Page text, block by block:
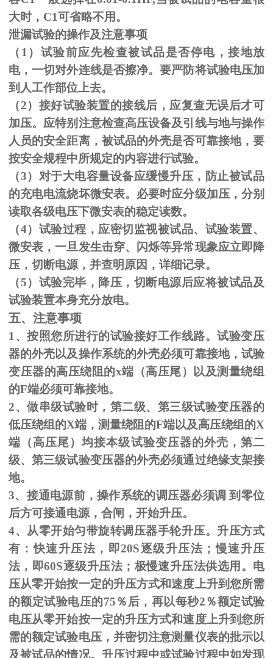
大时，C1可省略不用。
泄漏试验的操作及注意事项
（1）试验前应先检查被试品是否停电，接地放
电，一切对外连线是否擦净。要严防将试验电压加
到人工作部位上去。
（2）接好试验装置的接线后，应复查无误后才可
加压。应特别注意检查高压设备及引线与地与操作
人员的安全距离，被试品的外壳是否可靠接地，要
按安全规程中所规定的内容进行试验。
（3）对于大电容量设备应缓慢升压，防止被试品
的充电电流烧坏微安表。必要时应分级加压，分别
读取各级电压下微安表的稳定读数。
（4）试验过程，应密切监视被试品、试验装置、
微安表，一旦发生击穿、闪烁等异常现象应立即降
压，切断电源，并查明原因，详细记录。
（5）试验完毕，降压，切断电源后应将被试品及
试验装置本身充分放电。
五、注意事项
1、按照您所进行的试验接好工作线路。试验变压
器的外壳以及操作系统的外壳必须可靠接地，试验
变压器的高压绕阻的x端（高压尾）以及测量绕组
的F端必须可靠接地。
2、做串级试验时，第二级、第三级试验变压器的
低压绕组的X端，测量绕阻的F端以及高压绕组的X
端（高压尾）均接本级试验变压器的外壳，第二
级、第三级试验变压器的外壳必须通过绝缘支架接
地。
3、接通电源前，操作系统的调压器必须调 到零位
后方可接通电源，合闸，开始升压。
4、从零开始匀带旋转调压器手轮升压。升压方式
有：快速升压法，即20S逐级升压法；慢速升压
法，即60S逐级升压法；极慢速升压法供选用。电
压从零开始按一定的升压方式和速度上升到您所需
的额定试验电压的75％后，再以每秒2％额定试验
电压从零开始按一定的升压方式和速度上升到您所
需的额定试验电压，并密切注意测量仪表的批示以
及被试品的情况。升压过程中或试验过程中如发现